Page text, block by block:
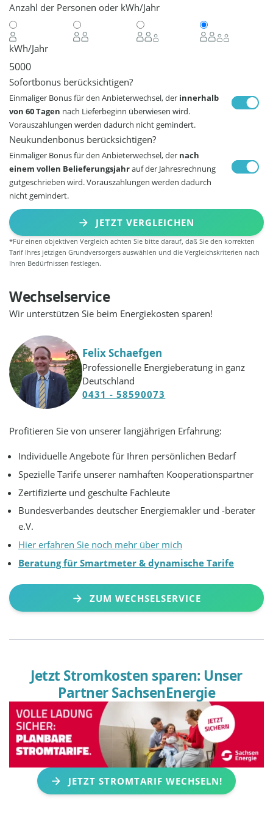
Anzahl der Personen oder kWh/Jahr
kWh/Jahr
Sofortbonus berücksichtigen?
Einmaliger Bonus für den Anbieterwechsel, der innerhalb
von 60 Tagen nach Lieferbeginn überwiesen wird.
Vorauszahlungen werden dadurch nicht gemindert.
Neukundenbonus berücksichtigen?
Einmaliger Bonus für den Anbieterwechsel, der nach
einem vollen Belieferungsjahrauf der Jahresrechnung
gutgeschrieben wird. Vorauszahlungen werden dadurch
nicht gemindert.
JETZT VERGLEICHEN
*Für einen objektiven Vergleich achten Sie bitte darauf, daß Sie den korrekten
Tarif Ihres jetzigen Grundversorgers auswählen und die Vergleichskriterien nach
Ihren Bedürfnissen festlegen.
Wechselservice
Wir unterstützen Sie beim Energiekosten sparen!
Felix Schaefgen
Professionelle Energieberatung in ganz
Deutschland
0431 - 58590073
Profitieren Sie von unserer langjährigen Erfahrung:
Individuelle Angebote für Ihren persönlichen Bedarf
Spezielle Tarife unserer namhaften Kooperationspartner
Zertifizierte und geschulte Fachleute
Bundesverbandes deutscher Energiemakler und -berater
e.V.
Hier erfahren Sie noch mehr über mich
Beratung für Smartmeter & dynamische Tarife
ZUM WECHSELSERVICE
Jetzt Stromkosten sparen: Unser
Partner SachsenEnergie
JETZT STROMTARIF WECHSELN!